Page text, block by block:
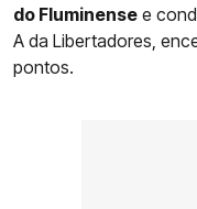
do Fluminense e
A da Libertadores,
pontos.